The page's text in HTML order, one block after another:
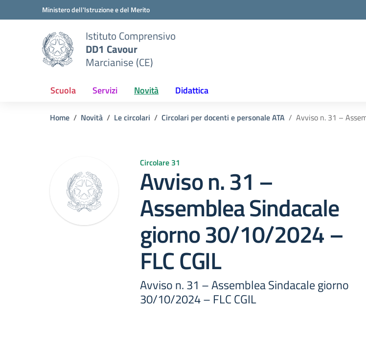
Vai ai contenuti
Vai al menu di navigazioneMinistero dell'Istruzione e del Merito
Istituto Comprensivo
DD1 Cavour
Marcianise (CE)
Scuola Servizi Novità Didattica
Home Novità Le circolari Circolari per docenti e personale ATA Avviso n. 31 –
Circolare 31
Avviso n. 31 –
Assemblea Sindacale
giorno 30/10/2024 –
FLC CGIL
Avviso n. 31 – Assemblea Sindacale giorno
30/10/2024 – FLC CGIL